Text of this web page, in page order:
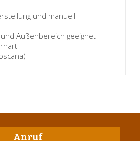
und manuell
Außenbereich geeignet
Anruf